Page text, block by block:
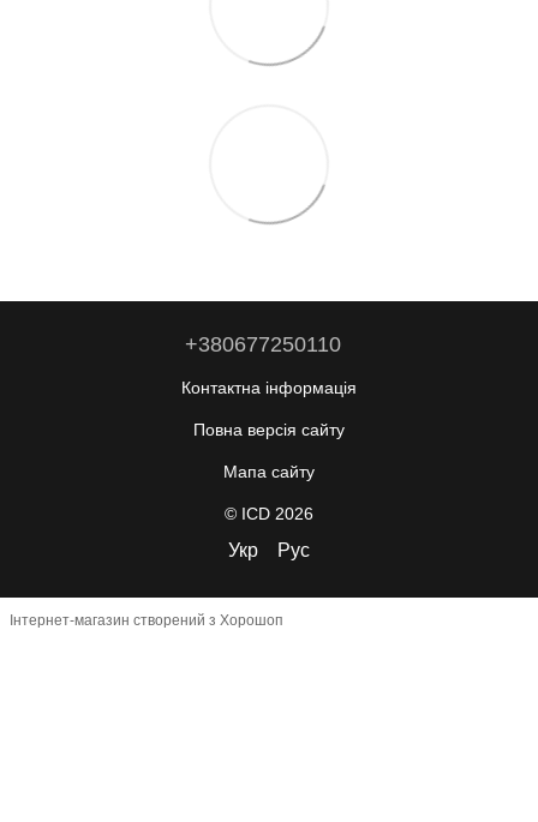
+380677250110
Контактна інформація
Повна версія сайту
Мапа сайту
© ICD 2026
Укр Рус
Інтернет-магазин створений з Хорошоп